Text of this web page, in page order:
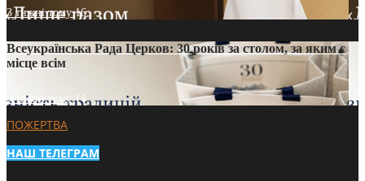
3 тижні тому16
Всеукраїнська Рада Церков: 30 років за столом, за яким є
місце всім
3 тижні тому14
ПОЖЕРТВА
НАШ ТЕЛЕГРАМ